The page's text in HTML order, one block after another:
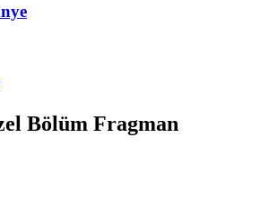
Bölüm Fragman